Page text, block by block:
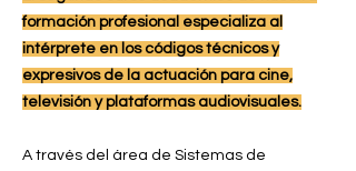
formación profesional especializa al
intérprete en los códigos técnicos y
expresivos de la actuación para cine,
televisión y plataformas audiovisuales.
A través del área de Sistemas de